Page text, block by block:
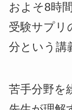
およそ8時
受験サプリ
分という講
苦手分野を